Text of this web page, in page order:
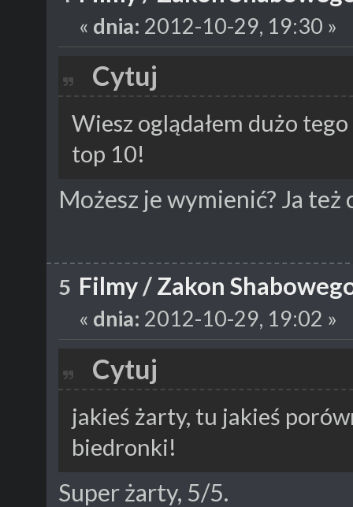
« dnia: 2012-10-29, 19:30 »
Cytuj
Wiesz oglądałem dużo
top 10!
Możesz je wymienić? Ja też
5 Filmy/Zakon
« dnia: 2012-10-29, 19:02 »
Cytuj
jakieś żarty, tu jakieś
biedronki!
Super żarty, 5/5.